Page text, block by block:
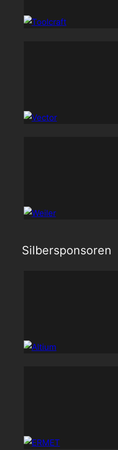
Silbersponsoren